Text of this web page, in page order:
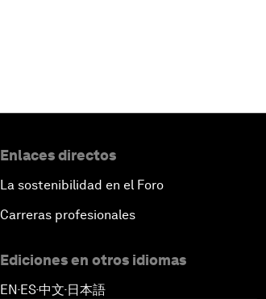
Enlaces directos
La sostenibilidad en el Foro
Carreras profesionales
Ediciones en otros idiomas
EN ▪ ES▪中文▪ 日本語